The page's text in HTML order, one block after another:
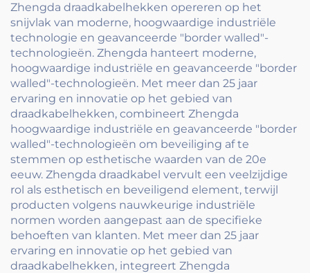
Zhengda draadkabelhekken opereren op het
snijvlak van moderne, hoogwaardige industriële
technologie en geavanceerde "border walled"-
technologieën. Zhengda hanteert moderne,
hoogwaardige industriële en geavanceerde "border
walled"-technologieën. Met meer dan 25 jaar
ervaring en innovatie op het gebied van
draadkabelhekken, combineert Zhengda
hoogwaardige industriële en geavanceerde "border
walled"-technologieën om beveiliging af te
stemmen op esthetische waarden van de 20e
eeuw. Zhengda draadkabel vervult een veelzijdige
rol als esthetisch en beveiligend element, terwijl
producten volgens nauwkeurige industriële
normen worden aangepast aan de specifieke
behoeften van klanten. Met meer dan 25 jaar
ervaring en innovatie op het gebied van
draadkabelhekken, integreert Zhengda